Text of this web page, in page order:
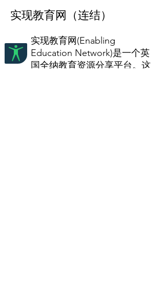
实现教育网（连结）
实现教育网(Enabling
Education Network)是一个英
国全纳教育资源分享平台。这